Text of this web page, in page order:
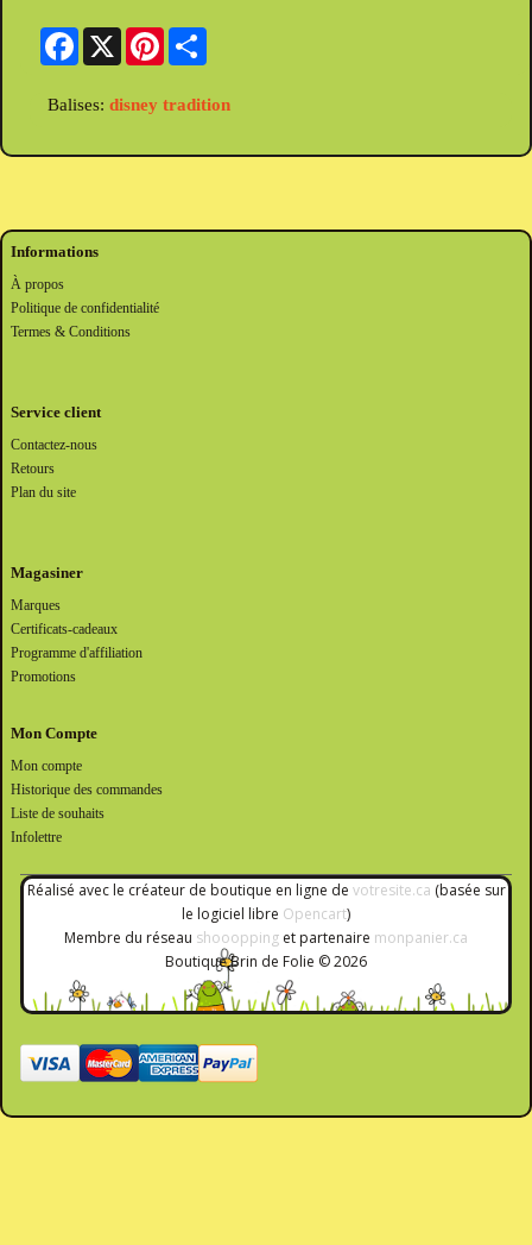
Facebook
X Pinterest
Balises: disney tradition
Informations
À propos
Politique de confidentialité
Termes & Conditions
Service client
Contactez-nous
Retours
Plan du site
Magasiner
Marques
Certificats-cadeaux
Programme d'affiliation
Promotions
Mon Compte
Mon compte
Historique des commandes
Liste de souhaits
Infolettre
Réalisé avec le créateur de boutique en ligne de votresite.ca (basée sur
le logiciel libre Opencart)
Membre du réseau shooopping et partenaire monpanier.ca
Boutique Brin de Folie © 2026